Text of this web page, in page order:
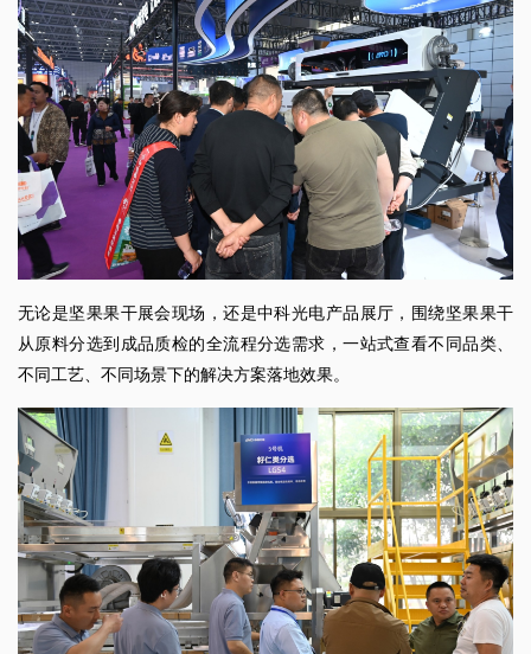
无论是坚果果干展会现场，还是中科光电产品展厅，围绕坚果果干
从原料分选到成品质检的全流程分选需求，一站式查看不同品类、
不同工艺、不同场景下的解决方案落地效果。